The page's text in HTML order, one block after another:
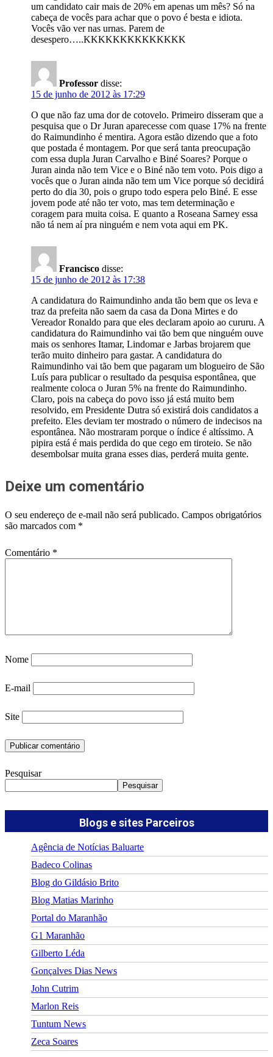
um candidato cair mais de 20% em apenas um mês? Só na
cabeça de vocês para achar que o povo é besta e idiota.
Vocês vão ver nas urnas. Parem de
desespero…..KKKKKKKKKKKKKK
Professor disse:
15 de junho de 2012 às 17:29
O que não faz uma dor de cotovelo. Primeiro disseram que a
pesquisa que o Dr Juran aparecesse com quase 17% na frente
do Raimundinho é mentira. Agora estão dizendo que a foto
que postada é montagem. Por que será tanta preocupação
com essa dupla Juran Carvalho e Biné Soares? Porque o
Juran ainda não tem Vice e o Biné não tem voto. Pois digo a
vocês que o Juran ainda não tem um Vice porque só decidirá
perto do dia 30, pois o grupo todo espera pelo Biné. E esse
jovem pode até não ter voto, mas tem determinação e
coragem para muita coisa. E quanto a Roseana Sarney essa
não tá nem aí pra ninguém e nem vota aqui em PK.
Francisco disse:
15 de junho de 2012 às 17:38
A candidatura do Raimundinho anda tão bem que os leva e
traz da prefeita não saem da casa da Dona Mirtes e do
Vereador Ronaldo para que eles declaram apoio ao cururu. A
candidatura do Raimundinho vai tão bem que ninguém ouve
mais os senhores Itamar, Lindomar e Jarbas brojarem que
terão muito dinheiro para gastar. A candidatura do
Raimundinho vai tão bem que pagaram um blogueiro de São
Luís para publicar o resultado da pesquisa espontânea, que
realmente coloca o Juran 5% na frente do Raimundinho.
Claro, pois na cabeça do povo isso já está muito bem
resolvido, em Presidente Dutra só existirá dois candidatos a
prefeito. Eles deviam ter mostrado o número de indecisos na
espontânea. Não mostraram porque o índice é altíssimo. A
pipira está é mais perdida do que cego em tiroteio. Se não
desembolsar muita grana esses dias, perderá muita gente.
Deixe um comentário
O seu endereço de e-mail não será publicado. Campos obrigatórios
são marcados com *
Comentário *
Nome
E-mail
Site
Pesquisar
Pesquisar
Blogs e sites Parceiros
Agência de Notícias Baluarte
Badeco Colinas
Blog do Gildásio Brito
Blog Matias Marinho
Portal do Maranhão
G1 Maranhão
Gilberto Léda
Gonçalves Dias News
John Cutrim
Marlon Reis
Tuntum News
Zeca Soares